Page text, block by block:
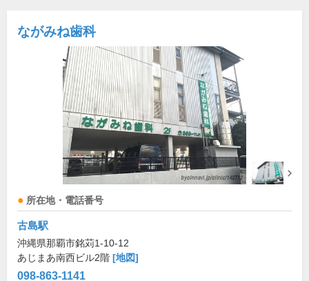
ながみね歯科
所在地・電話番号
古島駅
沖縄県那覇市銘苅1-10-12
あじまあ南西ビル2階 [地図]
098-863-1141